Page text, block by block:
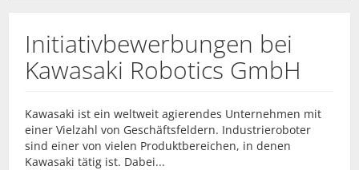
Initiativbewerbungen bei
Kawasaki Robotics GmbH
Kawasaki ist ein weltweit agierendes Unternehmen mit
einer Vielzahl von Geschäftsfeldern. Industrieroboter
sind einer von vielen Produktbereichen, in denen
Kawasaki tätig ist. Dabei...